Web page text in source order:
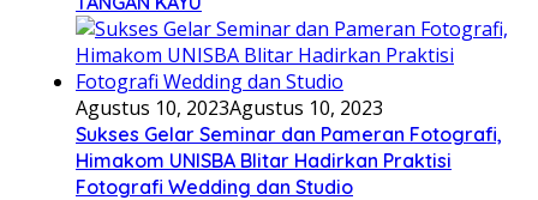
Agustus 10, 2023Agustus 10, 2023
Sukses Gelar Seminar dan Pameran Fotografi,
Himakom UNISBA Blitar Hadirkan Praktisi
Fotografi Wedding dan Studio